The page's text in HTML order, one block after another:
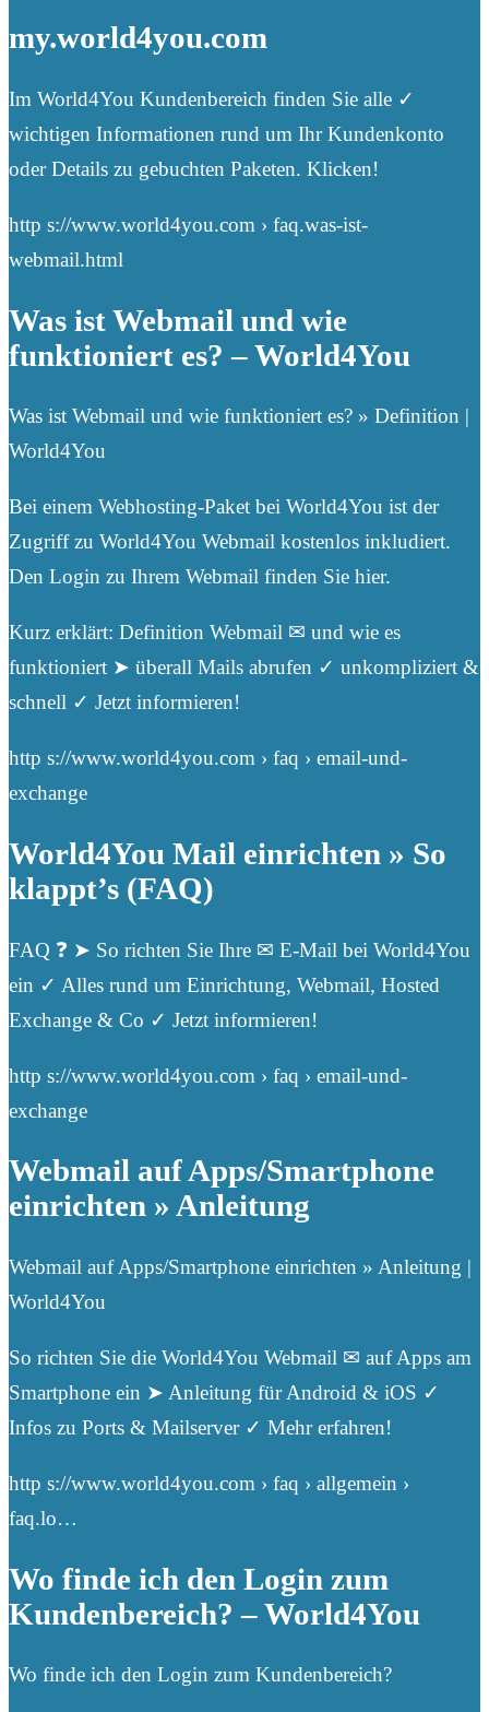
my.world4you.com
Im World4You Kundenbereich finden Sie alle ✓
wichtigen Informationen rund um Ihr Kundenkonto
oder Details zu gebuchten Paketen. Klicken!
http s://www.world4you.com › faq.was-ist-
webmail.html
Was ist Webmail und wie
funktioniert es? – World4You
Was ist Webmail und wie funktioniert es? » Definition |
World4You
Bei einem Webhosting-Paket bei World4You ist der
Zugriff zu World4You Webmail kostenlos inkludiert.
Den Login zu Ihrem Webmail finden Sie hier.
Kurz erklärt: Definition Webmail ✉ und wie es
funktioniert ➤ überall Mails abrufen ✓ unkompliziert &
schnell ✓ Jetzt informieren!
http s://www.world4you.com › faq › email-und-
exchange
World4You Mail einrichten » So
klappt’s (FAQ)
FAQ ❓ ➤ So richten Sie Ihre ✉ E-Mail bei World4You
ein ✓ Alles rund um Einrichtung, Webmail, Hosted
Exchange & Co ✓ Jetzt informieren!
http s://www.world4you.com › faq › email-und-
exchange
Webmail auf Apps/Smartphone
einrichten » Anleitung
Webmail auf Apps/Smartphone einrichten » Anleitung |
World4You
So richten Sie die World4You Webmail ✉ auf Apps am
Smartphone ein ➤ Anleitung für Android & iOS ✓
Infos zu Ports & Mailserver ✓ Mehr erfahren!
http s://www.world4you.com › faq › allgemein ›
faq.lo…
Wo finde ich den Login zum
Kundenbereich? – World4You
Wo finde ich den Login zum Kundenbereich?